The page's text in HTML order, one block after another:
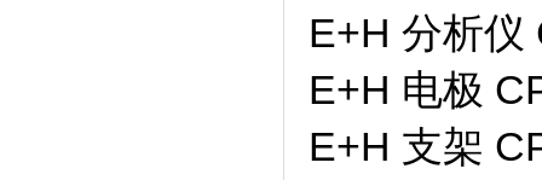
E+H 分析仪
E+H 电极
E+H 支架